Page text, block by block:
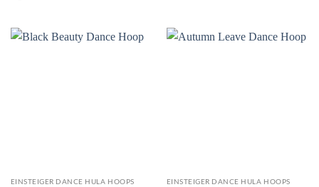
EINSTEIGER DANCE HULA HOOPS EINSTEIGER DANCE HULA HOOPS